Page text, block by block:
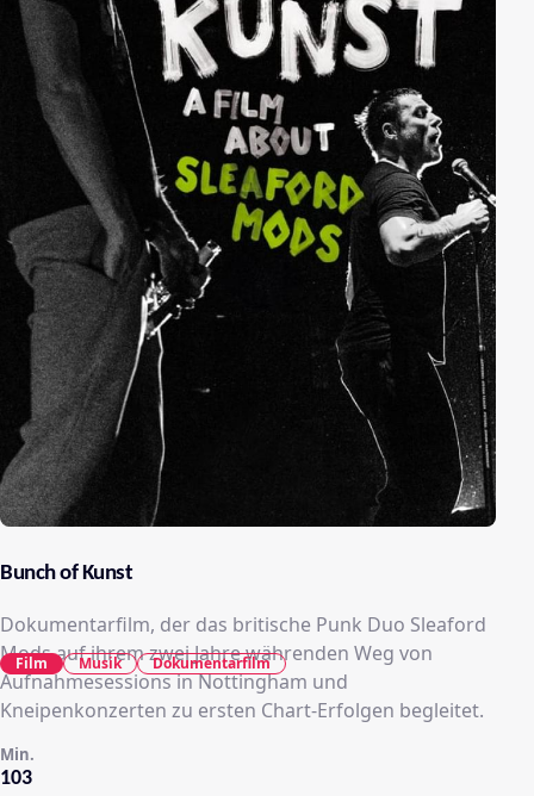
Erobern von Freiräumen – innerhalb der
männerdominierten Punkszene, aber auch
gesamtgesellschaftlich.
Bunch of Kunst
Dokumentarfilm, der das britische Punk Duo Sleaford
Mods auf ihrem zwei Jahre währenden Weg von
Aufnahmesessions in Nottingham und
Kneipenkonzerten zu ersten Chart-Erfolgen begleitet.
103
Min.
Film Musik Dokumentarfilm